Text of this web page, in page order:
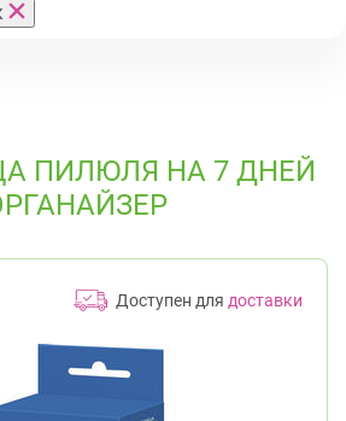
ПИЛЮЛЯ НА 7 ДНЕЙ
Доступен для доставки